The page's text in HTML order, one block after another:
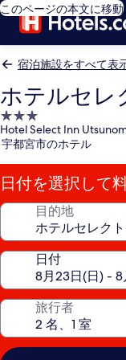
このページの本文に移動
宿泊施設をすべて表
ホテルセレ
3.0
つ
星
宿
泊
施
Hotel Select Inn
宇都宮市のホテル
日付を選択して
目的地
日付
旅行者